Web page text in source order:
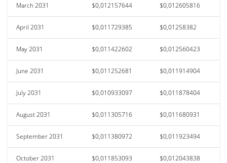
March 2031 $0,012157644 $0,012605816
April 2031 $0,011729385 $0,01258382
May 2031 $0,011422602 $0,012560423
June 2031 $0,011252681 $0,011914904
July 2031 $0,010933097 $0,011878404
August 2031 $0,011305716 $0,011680931
September 2031 $0,011380972 $0,011923494
October 2031 $0,011853093 $0,012043838